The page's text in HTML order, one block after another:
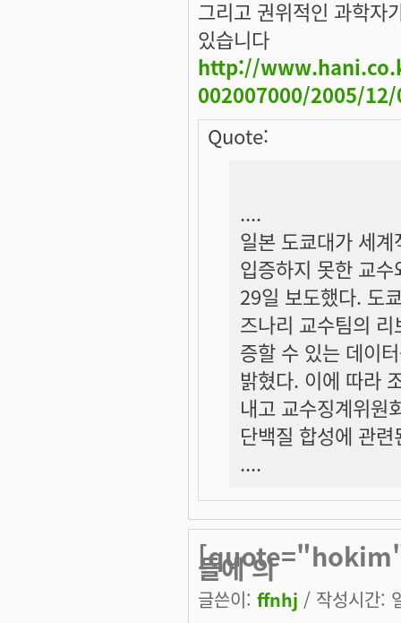
그리고 권위적인 과학자
있습니다
http://
002007000/2005/
Quote:
....
일본 도쿄대가 세
입증하지 못한 교
29일 보도했다. 도
즈나리 교수팀의
증할 수 있는 데이
밝혔다. 이에 따라
내고 교수징계위원
단백질 합성에 관
....
[quote="hokim"]
들에 의
글쓴이: ffnhj / 작성시간: